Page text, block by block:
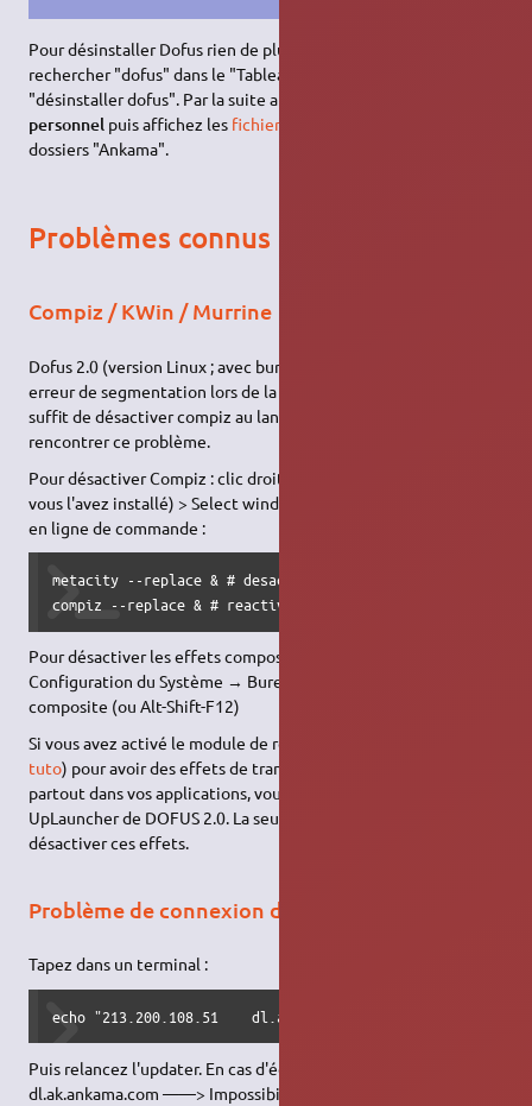
Pour désinstaller Dofus rien de plus simple il suffit de
rechercher "dofus" dans le "Tableau de Bord" et de cliquer sur
"désinstaller dofus". Par la suite allez dans votre
personnel puis affichez les fichiers cachés
dossiers "Ankama".
Problèmes connus
Compiz / KWin / Murrine
Dofus 2.0 (version Linux ; avec bureau
erreur de segmentation lors de la saisie du mot de passe : il
suffit de désactiver compiz au lancement de Dofus pour ne plus
rencontrer ce problème.
Pour désactiver Compiz : clic droit sur l'icone de icon-fusion (si
vous l'avez installé) > Select window manager > Metacity, ou
en ligne de commande :
metacity --replace & # desactive compiz
compiz --replace & # reactive compiz
Pour désactiver les effets composites de KWin : Menu K →
Configuration du Système → Bureau → Suspendre l'affichage
composite (ou Alt-Shift-F12)
Si vous avez activé le module de rendu Murrine (en suivant
tuto) pour avoir des effets de transparence trop stylés un peu
partout dans vos applications, vous ne pourrez pas lancer le
UpLauncher de DOFUS 2.0. La seule solution consiste à
désactiver ces effets.
Problème de connexion de l'updater
Tapez dans un terminal :
echo "213.200.108.51    dl.ak.ankama.com" | sudo tee -a /
Puis relancez l'updater. En cas d'échec dû à la connexion à
dl.ak.ankama.com ——> Impossibilité de télécharger le jeu